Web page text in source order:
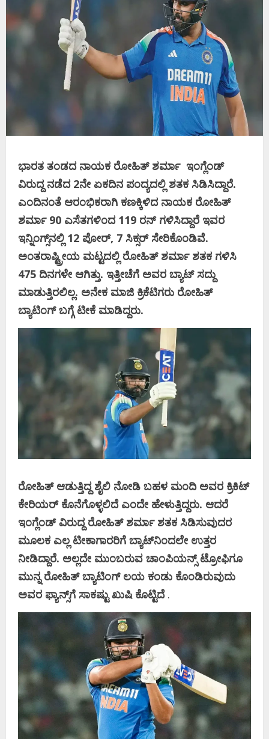
ಭಾರತ ತಂಡದ ನಾಯಕ ರೋಹಿತ್‌ ಶರ್ಮಾ ಇಂಗ್ಲೆಂಡ್‌
ವಿರುದ್ದ ನಡೆದ 2ನೇ ಏಕದಿನ ಪಂದ್ಯದಲ್ಲಿ ಶತಕ ಸಿಡಿಸಿದ್ದಾರೆ.
ಎಂದಿನಂತೆ ಆರಂಭಿಕರಾಗಿ ಕಣಕ್ಕಿಳಿದ ನಾಯಕ ರೋಹಿತ್‌
ಶರ್ಮಾ 90 ಎಸೆತಗಳಿಂದ 119 ರನ್‌ ಗಳಿಸಿದ್ದಾರೆ ಇವರ
ಇನ್ನಿಂಗ್ಸ್‌ನಲ್ಲಿ 12 ಪೋರ್‌, 7 ಸಿಕ್ಸರ್‌ ಸೇರಿಕೊಂಡಿವೆ.
ಅಂತರಾಷ್ಟ್ರೀಯ ಮಟ್ಟದಲ್ಲಿ ರೋಹಿತ್‌ ಶರ್ಮಾ ಶತಕ ಗಳಿಸಿ
475 ದಿನಗಳೇ ಆಗಿತ್ತು. ಇತ್ತೀಚೆಗೆ ಅವರ ಬ್ಯಾಟ್‌ ಸದ್ದು
ಮಾಡುತ್ತಿರಲಿಲ್ಲ. ಅನೇಕ ಮಾಜಿ ಕ್ರಿಕೆಟಿಗರು ರೋಹಿತ್‌
ಬ್ಯಾಟಿಂಗ್‌ ಬಗ್ಗೆ ಟೀಕೆ ಮಾಡಿದ್ದರು.
ರೋಹಿತ್‌ ಆಡುತ್ತಿದ್ದ ಶೈಲಿ ನೋಡಿ ಬಹಳ ಮಂದಿ ಅವರ ಕ್ರಿಕಿಟ್‌
ಕೇರಿಯರ್‌ ಕೊನೆಗೊಳ್ಳಲಿದೆ ಎಂದೇ ಹೇಳುತ್ತಿದ್ದರು. ಆದರೆ
ಇಂಗ್ಲೆಂಡ್‌ ವಿರುದ್ದ ರೋಹಿತ್‌ ಶರ್ಮಾ ಶತಕ ಸಿಡಿಸುವುದರ
ಮೂಲಕ ಎಲ್ಲ ಟೀಕಾಗಾರರಿಗೆ ಬ್ಯಾಟ್‌ನಿಂದಲೇ ಉತ್ತರ
ನೀಡಿದ್ದಾರೆ. ಅಲ್ಲದೇ ಮುಂಬರುವ ಚಾಂಪಿಯನ್ಸ್‌ ಟ್ರೋಫಿಗೂ
ಮುನ್ನ ರೋಹಿತ್‌ ಬ್ಯಾಟಿಂಗ್‌ ಲಯ ಕಂಡು ಕೊಂಡಿರುವುದು
ಅವರ ಫ್ಯಾನ್ಸ್‌ಗೆ ಸಾಕಷ್ಟು ಖುಷಿ ಕೊಟ್ಟಿದೆ .